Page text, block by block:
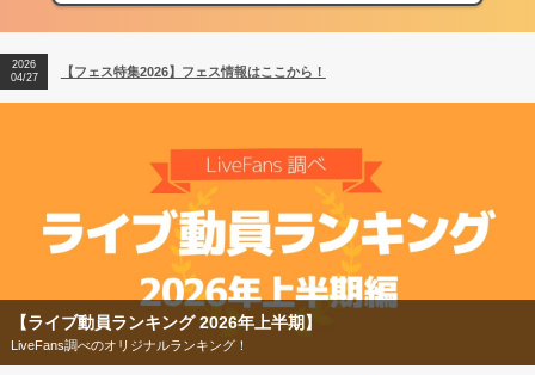
【ライブ動員ランキング】2026年上半期編発表！
2026
04/27
【フェス特集2026】フェス情報はここから！
2026
【ライブ動員ランキング 2026年上半期】
LiveFans調べのオリジナルランキング！